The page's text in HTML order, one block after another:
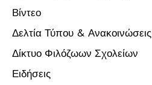
Βίντεο
Δελτία Τύπου & Ανακοινώσεις
Δίκτυο Φιλόζωων Σχολείων
Ειδήσεις